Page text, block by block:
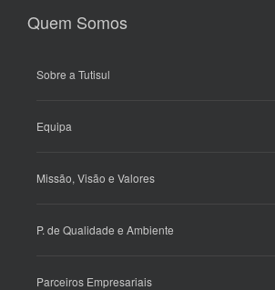
Quem Somos
Sobre a Tutisul
Equipa
Missão, Visão e Valores
P. de Qualidade e Ambiente
Parceiros Empresariais